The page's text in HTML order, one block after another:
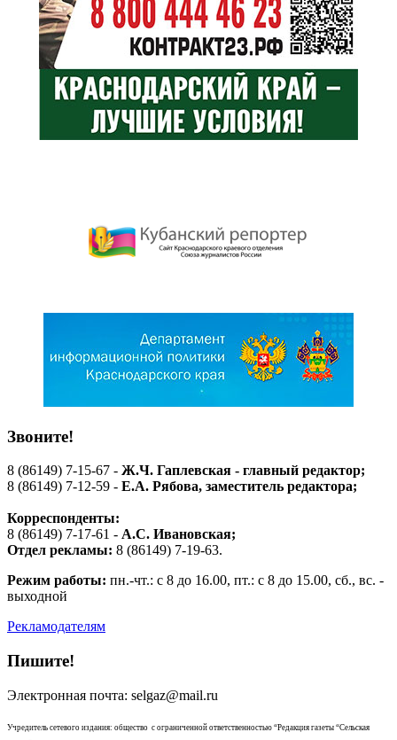
Звоните!
8 (86149) 7-15-67 - Ж.Ч. Гаплевская - главный редактор;
8 (86149) 7-12-59 - Е.А. Рябова, заместитель редактора;
Корреспонденты:
8 (86149) 7-17-61 - А.С. Ивановская;
Отдел рекламы: 8 (86149) 7-19-63.
Режим работы: пн.-чт.: с 8 до 16.00, пт.: с 8 до 15.00, сб., вс. -
выходной
Рекламодателям
Пишите!
Электронная почта: selgaz@mail.ru
Учредитель сетевого издания: общество с ограниченной ответственностью “Редакция газеты “Сельская